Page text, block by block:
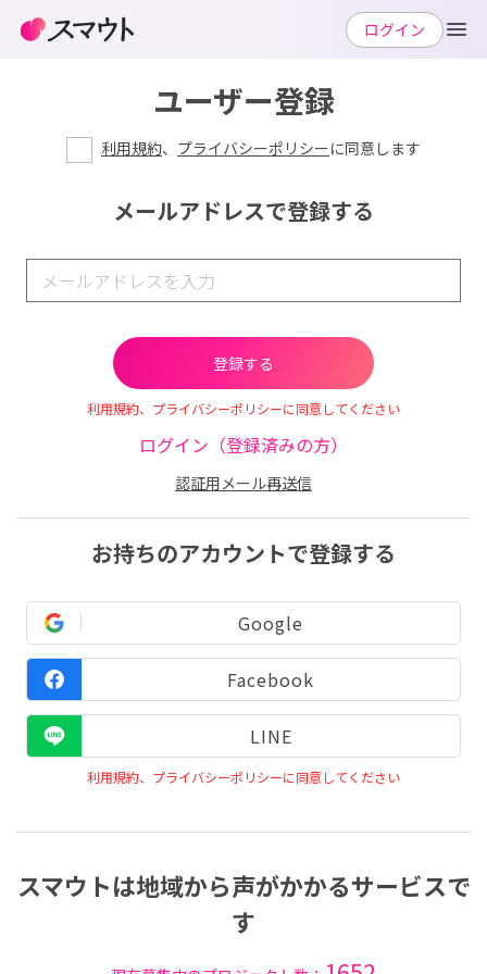
ユーザー登録
利用規約、 プライバシーポリシーに同意します
メールアドレスで登録する
利用規約、プライバシーポリシーに同意してください
ログイン（登録済みの方）
認証用メール再送信
お持ちのアカウントで登録する
Google
Facebook
LINE
利用規約、プライバシーポリシーに同意してください
スマウトは地域から声がかかるサービスで
す
ログイン